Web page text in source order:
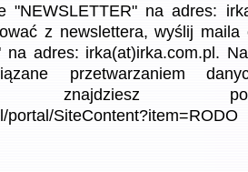
"NEWSLETTER" na adres:
z newslettera, wyślij
na adres: irka(at)irka.com.pl.
przetwarzaniem
znajdziesz
portal/SiteContent?item=RODO